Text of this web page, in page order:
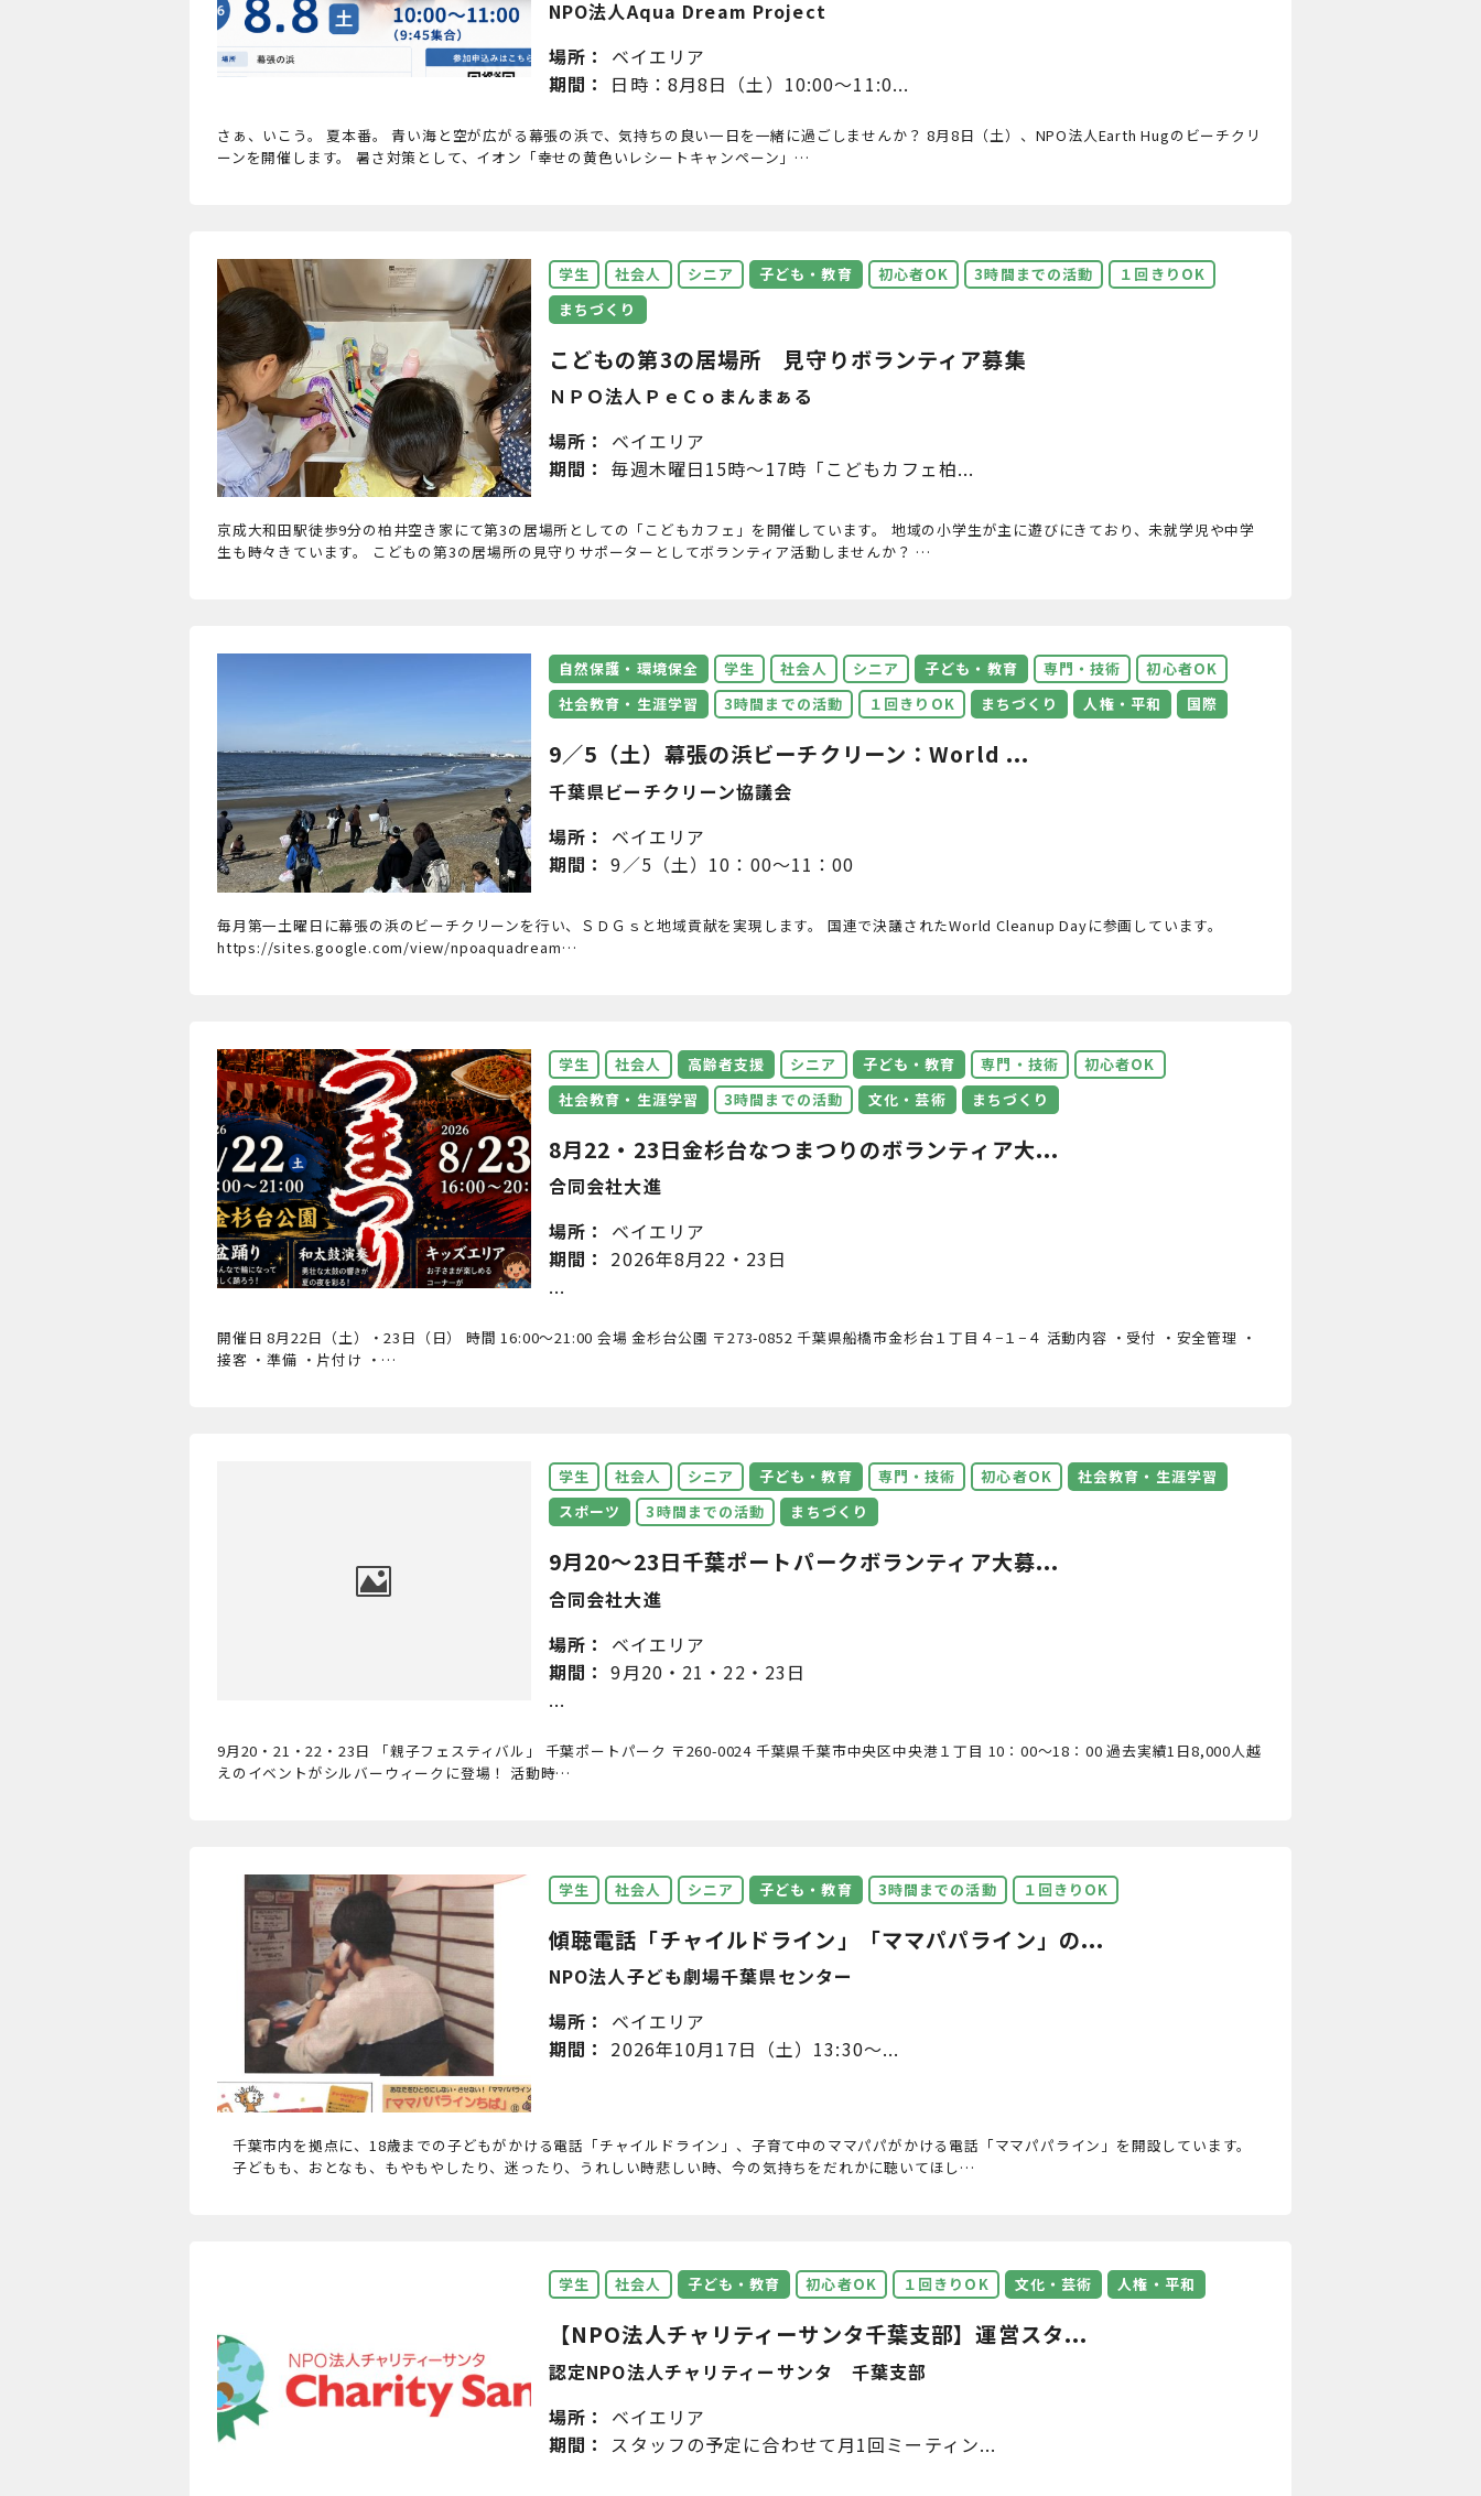
NPO法人Aqua Dream Project
場所：
ベイエリア
期間：
日時：8月8日（土）10:00～11:0...
さぁ、いこう。 夏本番。 青い海と空が広がる幕張の浜で、気持ちの良い一日を一緒に過ごしませんか？ 8月8日（土）、NPO法人Earth Hugのビーチクリ
ーンを開催します。 暑さ対策として、イオン「幸せの黄色いレシートキャンペーン」…
学生 社会人 シニア 子ども・教育 初心者OK 3時間までの活動
１回きりOK
まちづくり
こどもの第3の居場所 見守りボランティア募集
ＮＰＯ法人ＰｅＣｏまんまぁる
場所：
ベイエリア
期間： 毎週木曜日15時～17時「こどもカフェ柏...
京成大和田駅徒歩9分の柏井空き家にて第3の居場所としての「こどもカフェ」を開催しています。 地域の小学生が主に遊びにきており、未就学児や中学
生も時々きています。 こどもの第3の居場所の見守りサポーターとしてボランティア活動しませんか？ …
自然保護・環境保全 学生 社会人 シニア 子ども・教育 専門・技術
初心者OK
社会教育・生涯学習
3時間までの活動 １回きりOK まちづくり 人権・平和 国際
9／5（土）幕張の浜ビーチクリーン：World ...
千葉県ビーチクリーン協議会
場所：
ベイエリア
期間： 9／5（土）10：00～11：00
毎月第一土曜日に幕張の浜のビーチクリーンを行い、ＳＤＧｓと地域貢献を実現します。 国連で決議されたWorld Cleanup Dayに参画しています。
https://sites.google.com/view/npoaquadream…
学生 社会人 高齢者支援 シニア 子ども・教育 専門・技術
初心者OK
社会教育・生涯学習
3時間までの活動 文化・芸術 まちづくり
8月22・23日金杉台なつまつりのボランティア大...
合同会社大進
場所：
ベイエリア
期間： 2026年8月22・23日
...
開催日 8月22日（土）・23日（日） 時間 16:00～21:00 会場 金杉台公園 〒273-0852 千葉県船橋市金杉台１丁目４−１−４ 活動内容 ・受付 ・安全管理 ・
接客 ・準備 ・片付け ・…
学生 社会人 シニア 子ども・教育 専門・技術 初心者OK
社会教育・生涯学習
スポーツ
3時間までの活動 まちづくり
9月20～23日千葉ポートパークボランティア大募...
合同会社大進
場所：
ベイエリア
期間： 9月20・21・22・23日
...
9月20・21・22・23日 「親子フェスティバル」 千葉ポートパーク 〒260-0024 千葉県千葉市中央区中央港１丁目 10：00～18：00 過去実績1日8,000人越
えのイベントがシルバーウィークに登場！ 活動時…
学生 社会人 シニア 子ども・教育 3時間までの活動 １回きりOK
傾聴電話「チャイルドライン」「ママパパライン」の...
NPO法人子ども劇場千葉県センター
場所：
ベイエリア
期間： 2026年10月17日（土）13:30～...
千葉市内を拠点に、18歳までの子どもがかける電話「チャイルドライン」、子育て中のママパパがかける電話「ママパパライン」を開設しています。
子どもも、おとなも、もやもやしたり、迷ったり、うれしい時悲しい時、今の気持ちをだれかに聴いてほし…
学生 社会人 子ども・教育 初心者OK １回きりOK 文化・芸術 人権・平和
【NPO法人チャリティーサンタ千葉支部】運営スタ...
認定NPO法人チャリティーサンタ 千葉支部
場所：
ベイエリア
期間：
スタッフの予定に合わせて月1回ミーティン...